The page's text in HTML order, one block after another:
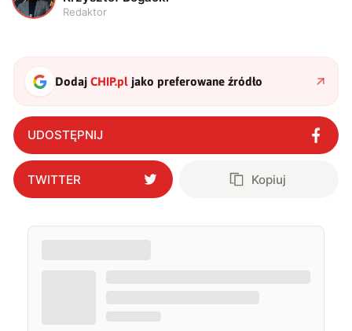
Redaktor
DodajCHIP.pl jako preferowane źródło
UDOSTĘPNIJ
TWITTER Kopiuj